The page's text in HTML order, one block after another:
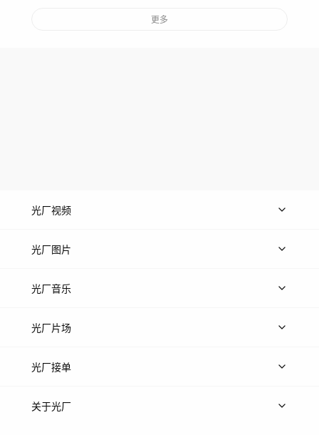
更多
光厂视频
上传视频
光厂图片
上传图片
光厂音乐
热门音乐
光厂片场
上传案例
光厂接单
上架服务
关于光厂